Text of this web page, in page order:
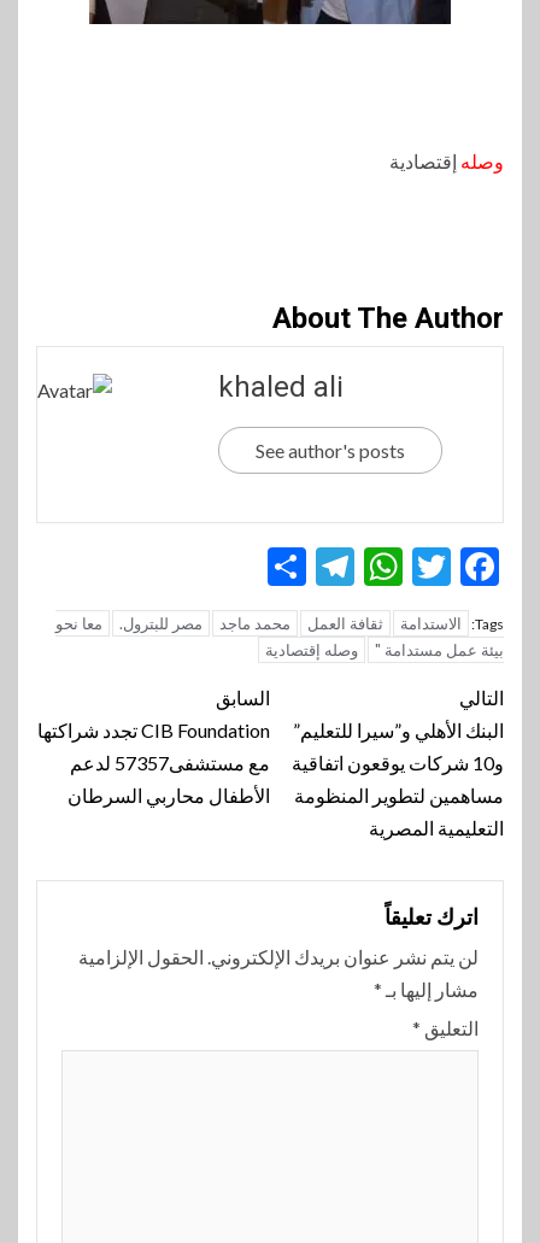
وصله إقتصادية
About The Author
khaled ali
See author's posts
Facebook
Twitter
WhatsApp
Telegram
Tags: الاستدامة ثقافة العمل محمد ماجد مصر للبترول.
معا نحو
بيئة عمل مستدامة "
وصله إقتصادية
تنقل
المقالة
السابق
CIB Foundation تجدد شراكتها
مع مستشفى57357 لدعم
الأطفال محاربي السرطان
التالي
البنك الأهلي و”سيرا للتعليم”
و10 شركات يوقعون اتفاقية
مساهمين لتطوير المنظومة
التعليمية المصرية
اترك تعليقاً
لن يتم نشر عنوان بريدك الإلكتروني. الحقول الإلزامية
مشار إليها بـ *
التعليق *